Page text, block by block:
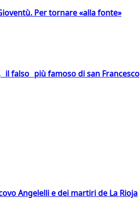
Per tornare «alla fonte»
falso più famoso di san Francesco
Angelelli e dei martiri de La Rioja